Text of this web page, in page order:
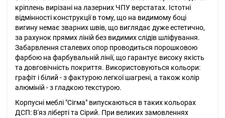
кріплень вирізані на лазерних ЧПУ верстатах. Істотні
відмінності конструкції в тому, що на видимому боці
вигину немає зварних швів, що виглядає дуже естетично,
за рахунок прямих ліній без видимих слідів шліфування.
Забарвлення сталевих опор проводиться порошковою
фарбою на фарбувальній лінії, що гарантує високу якість
та довговічність покриття. Використовуються кольори:
графіт і білий - з фактурою легкої шагрені, а також колір
алюміній - з гладкою текстурою.
Корпусні меблі "Сігма" випускаються в таких кольорах
ДСП: В'яз ліберті та Сірий. При великих замовленнях